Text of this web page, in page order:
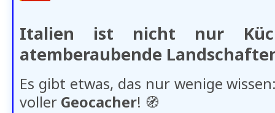
Italien ist nicht nur
atemberaubende
Es gibt etwas, das nur wenige
voller Geocacher! 🧭​